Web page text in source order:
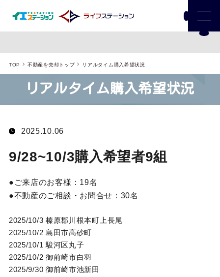
TOP 不動産を売却トップ リアルタイム購入希望状況
リアルタイム購入希望状況
2025.10.06
9/28~10/3購入希望者9組
ご来店のお客様： 19名
不動産のご相談・お問合せ： 30名
2025/10/3 榛原郡川根本町上長尾
2025/10/2 島田市高砂町
2025/10/1 駿河区丸子
2025/10/2 御前崎市白羽
2025/9/30 御前崎市池新田